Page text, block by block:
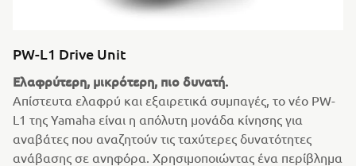
PW-L1 Drive Unit
Ελαφρύτερη, μικρότερη, πιο δυνατή.
Απίστευτα ελαφρύ και εξαιρετικά συμπαγές, το νέο PW-
L1 της Yamaha είναι η απόλυτη μονάδα κίνησης για
αναβάτες που αναζητούν τις ταχύτερες δυνατότητες
ανάβασης σε ανηφόρα. Χρησιμοποιώντας ένα περίβλημα